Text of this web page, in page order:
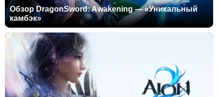
Обзор DragonSword: Awakening — «Уникальный
камбэк»